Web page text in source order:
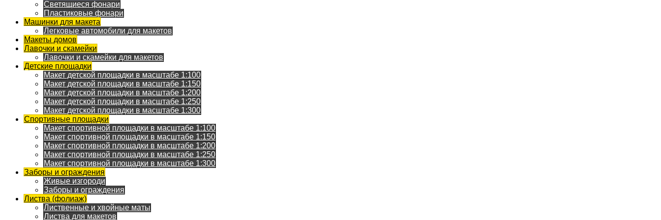
Светящиеся фонари
Пластиковые фонари
Машинки для макета
Легковые автомобили для макетов
Макеты домов
Лавочки и скамейки
Лавочки и скамейки для макетов
Детские площадки
Макет детской площадки в масштабе 1:100
Макет детской площадки в масштабе 1:150
Макет детской площадки в масштабе 1:200
Макет детской площадки в масштабе 1:250
Макет детской площадки в масштабе 1:300
Спортивные площадки
Макет спортивной площадки в масштабе 1:100
Макет спортивной площадки в масштабе 1:150
Макет спортивной площадки в масштабе 1:200
Макет спортивной площадки в масштабе 1:250
Макет спортивной площадки в масштабе 1:300
Заборы и ограждения
Живые изгороди
Заборы и ограждения
Листва (фолиаж)
Лиственные и хвойные маты
Листва для макетов